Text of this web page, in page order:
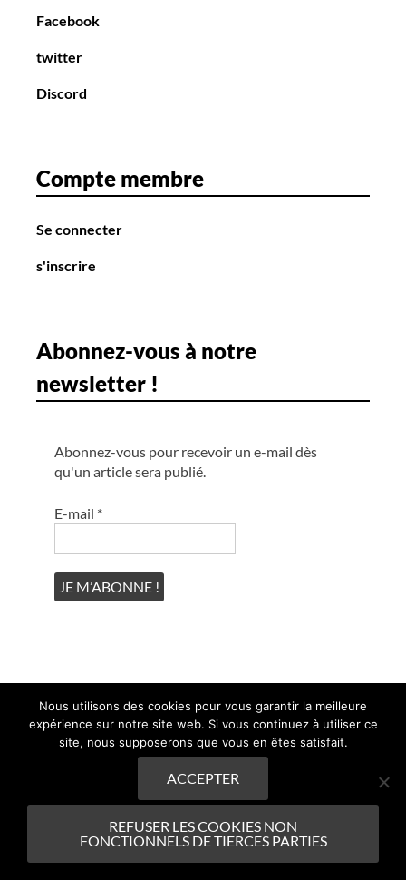
Facebook
twitter
Discord
Compte membre
Se connecter
s'inscrire
Abonnez-vous à notre
newsletter !
Abonnez-vous pour recevoir un e-mail dès
qu'un article sera publié.
E-mail *
Copyright © 2019-2025, Saphirland
Nous utilisons des cookies pour vous garantir la meilleure
expérience sur notre site web. Si vous continuez à utiliser ce
site, nous supposerons que vous en êtes satisfait.
ACCEPTER
REFUSER LES COOKIES NON
FONCTIONNELS DE TIERCES PARTIES